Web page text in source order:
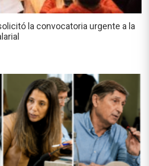
la convocatoria urgente a la